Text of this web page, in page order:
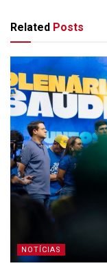
Related Posts
NOTÍCIAS